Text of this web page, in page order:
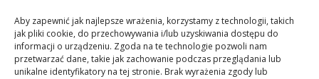
Aby zapewnić jak najlepsze wrażenia, korzystamy z technologii, takich
jak pliki cookie, do przechowywania i/lub uzyskiwania dostępu do
informacji o urządzeniu. Zgoda na te technologie pozwoli nam
przetwarzać dane, takie jak zachowanie podczas przeglądania lub
unikalne identyfikatory na tej stronie. Brak wyrażenia zgody lub
Udarach | Powered by Neuro-Jawor: Rehabilitacja po Urazach i
Udarach